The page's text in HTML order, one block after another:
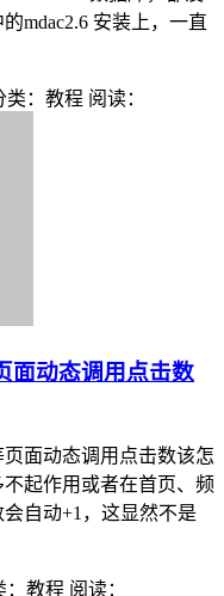
mdac2.6 安装上，一直
类：教程 阅读：
面动态调用点击数
面动态调用点击数该怎
起作用或者在首页、频
自动+1，这显然不是
：教程 阅读：